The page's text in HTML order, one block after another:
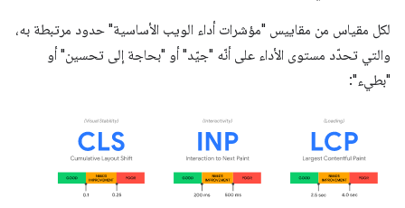
لكل مقياس من مقاييس "مؤشرات أداء الويب الأساسية" حدود مرتبطة به،
والتي تحدّد مستوى الأداء على أنّه "جيّد" أو "بحاجة إلى تحسين" أو
"بطيء":